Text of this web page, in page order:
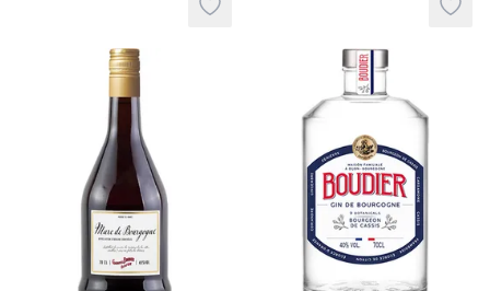
Add to wishlist
product variant items in cart, view
Add